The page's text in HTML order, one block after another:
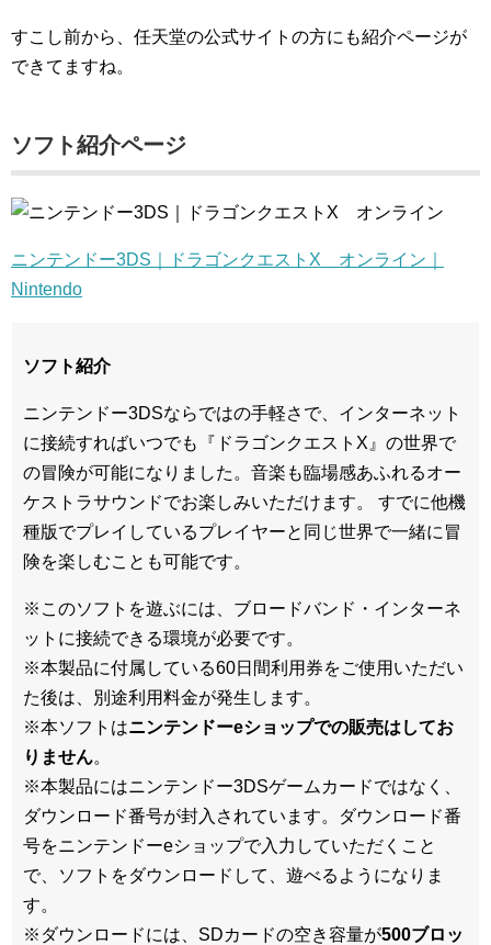
すこし前から、任天堂の公式サイトの方にも紹介ページが
できてますね。
ソフト紹介ページ
ニンテンドー3DS｜ドラゴンクエストX オンライン｜
Nintendo
ソフト紹介
ニンテンドー3DSならではの手軽さで、インターネット
に接続すればいつでも『ドラゴンクエストX』の世界で
の冒険が可能になりました。音楽も臨場感あふれるオー
ケストラサウンドでお楽しみいただけます。 すでに他機
種版でプレイしているプレイヤーと同じ世界で一緒に冒
険を楽しむことも可能です。
※このソフトを遊ぶには、ブロードバンド・インターネ
ットに接続できる環境が必要です。
※本製品に付属している60日間利用券をご使用いただい
た後は、別途利用料金が発生します。
※本ソフトはニンテンドーeショップでの販売はしてお
りません。
※本製品にはニンテンドー3DSゲームカードではなく、
ダウンロード番号が封入されています。ダウンロード番
号をニンテンドーeショップで入力していただくこと
で、ソフトをダウンロードして、遊べるようになりま
す。
※ダウンロードには、SDカードの空き容量が500ブロッ